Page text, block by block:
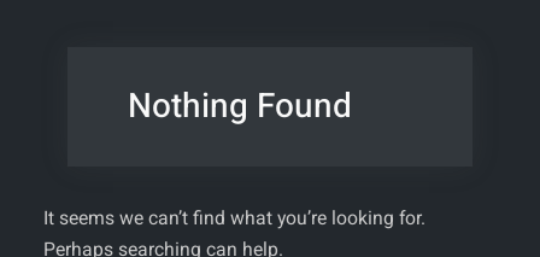
Nothing Found
It seems we can’t find what you’re looking for.
Perhaps searching can help.